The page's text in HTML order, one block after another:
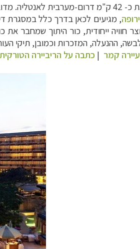
כ- 42 ק"מ דרום-מערבית לאנטליה.
, מגיעים לכאן בדרך כלל במסגרת
חוויה ייחודית, כור היתוך שמחבר
ההנעלה, המזכרות וכמובן, תיקי
קמר | כתבה על הריביירה הטורקית